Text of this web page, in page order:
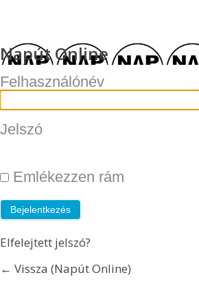
Napút Online
Felhasználónév
Jelszó
Emlékezzen rám
Elfelejtett jelszó?
← Vissza (Napút Online)